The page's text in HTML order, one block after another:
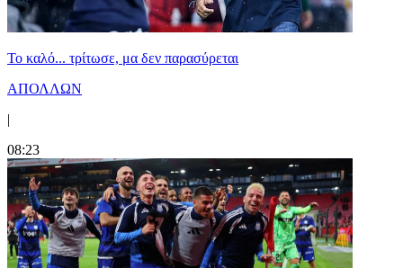
Το καλό... τρίτωσε, μα δεν παρασύρεται
ΑΠΟΛΛΩΝ
|
08:23